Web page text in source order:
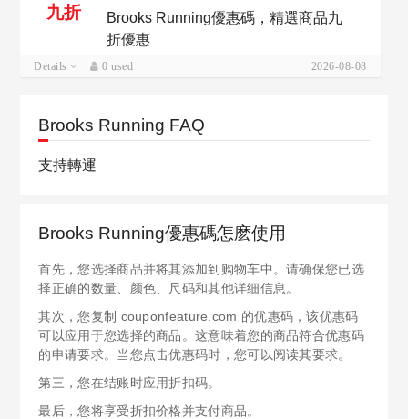
九折
Brooks Running優惠碼，精選商品九
折優惠
Details 0 used 2026-08-08
Brooks Running FAQ
支持轉運
Brooks Running優惠碼怎麽使用
首先，您选择商品并将其添加到购物车中。请确保您已选
择正确的数量、颜色、尺码和其他详细信息。
其次，您复制 couponfeature.com 的优惠码，该优惠码
可以应用于您选择的商品。这意味着您的商品符合优惠码
的申请要求。当您点击优惠码时，您可以阅读其要求。
第三，您在结账时应用折扣码。
最后，您将享受折扣价格并支付商品。